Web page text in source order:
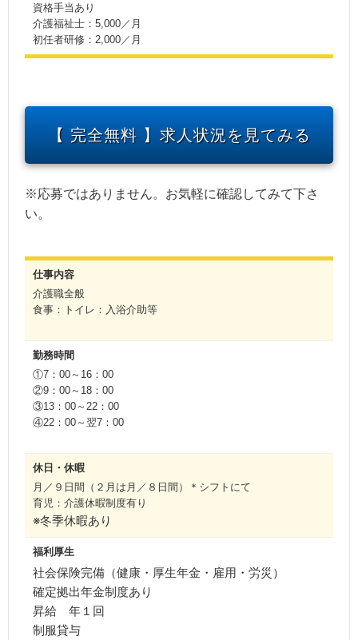
資格手当あり
介護福祉士：5,000／月
初任者研修：2,000／月
【 完全無料 】求人状況を見てみる
※応募ではありません。お気軽に確認してみて下さ
い。
仕事内容
介護職全般
食事：トイレ：入浴介助等
勤務時間
①7：00～16：00
②9：00～18：00
③13：00～22：00
④22：00～翌7：00
休日・休暇
月／９日間（２月は月／８日間）＊シフトにて
育児：介護休暇制度有り
※冬季休暇あり
福利厚生
社会保険完備（健康・厚生年金・雇用・労災）
確定拠出年金制度あり
昇給 年１回
制服貸与